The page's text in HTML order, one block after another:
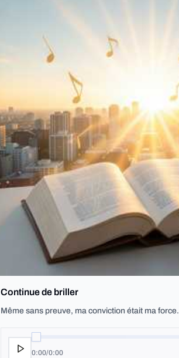
Continue de briller
Même sans preuve, ma conviction était ma force.
0:00/0:00